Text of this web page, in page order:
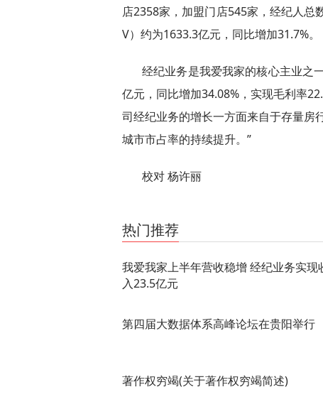
店2358家，加盟门店545家，经纪人总
V）约为1633.3亿元，同比增加31.7%。
经纪业务是我爱我家的核心主业之
亿元，同比增加34.08%，实现毛利率
司经纪业务的增长一方面来自于存量房
城市市占率的持续提升。”
校对 杨许丽
热门推荐
我爱我家上半年营收稳增 经纪业务实现
入23.5亿元
第四届大数据体系高峰论坛在贵阳举行
著作权穷竭(关于著作权穷竭简述)